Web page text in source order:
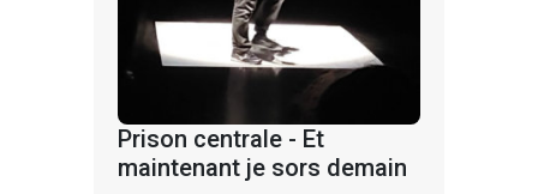
Prison centrale - Et
maintenant je sors demain